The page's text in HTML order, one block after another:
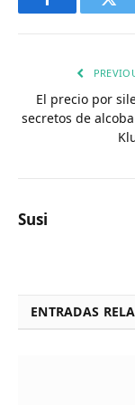
Facebook
El precio por
secretos de
Susi
ENTRADAS